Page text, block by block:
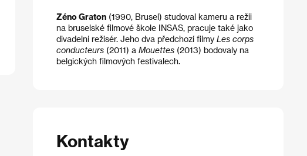
Zéno Graton(1990, Brusel) studoval kameru a režii
na bruselské filmové škole INSAS, pracuje také jako
divadelní režisér. Jeho dva předchozí filmy Les corps
conducteurs(2011) a Mouettes(2013) bodovaly na
belgických filmových festivalech.
Kontakty